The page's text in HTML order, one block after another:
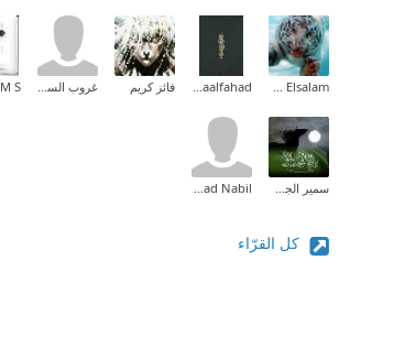
Ehab Mohammed Abd Elsalam
Asmaalfahad فائز كريم غروب السوالقة M S
سمير الجحدلي Sanad Nabil
كل القرّاء